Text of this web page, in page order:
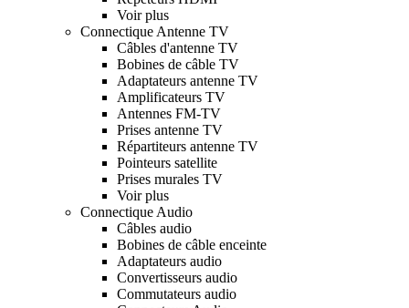
Voir plus
Connectique Antenne TV
Câbles d'antenne TV
Bobines de câble TV
Adaptateurs antenne TV
Amplificateurs TV
Antennes FM-TV
Prises antenne TV
Répartiteurs antenne TV
Pointeurs satellite
Prises murales TV
Voir plus
Connectique Audio
Câbles audio
Bobines de câble enceinte
Adaptateurs audio
Convertisseurs audio
Commutateurs audio